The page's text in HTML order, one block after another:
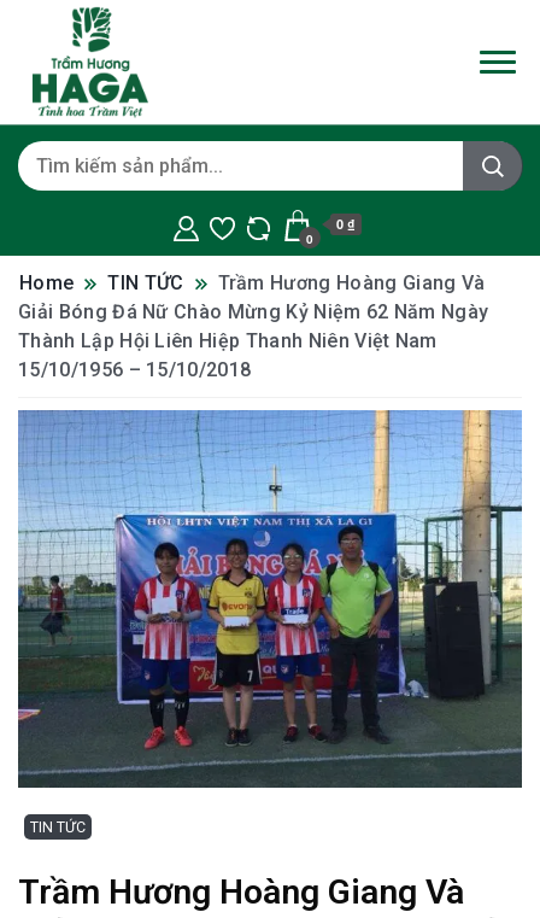
0
0 ₫
Home TIN TỨC
Trầm Hương Hoàng Giang Và
Giải Bóng Đá Nữ Chào Mừng Kỷ Niệm 62 Năm Ngày
Thành Lập Hội Liên Hiệp Thanh Niên Việt Nam
15/10/1956 – 15/10/2018
TIN TỨC
Trầm Hương Hoàng Giang Và